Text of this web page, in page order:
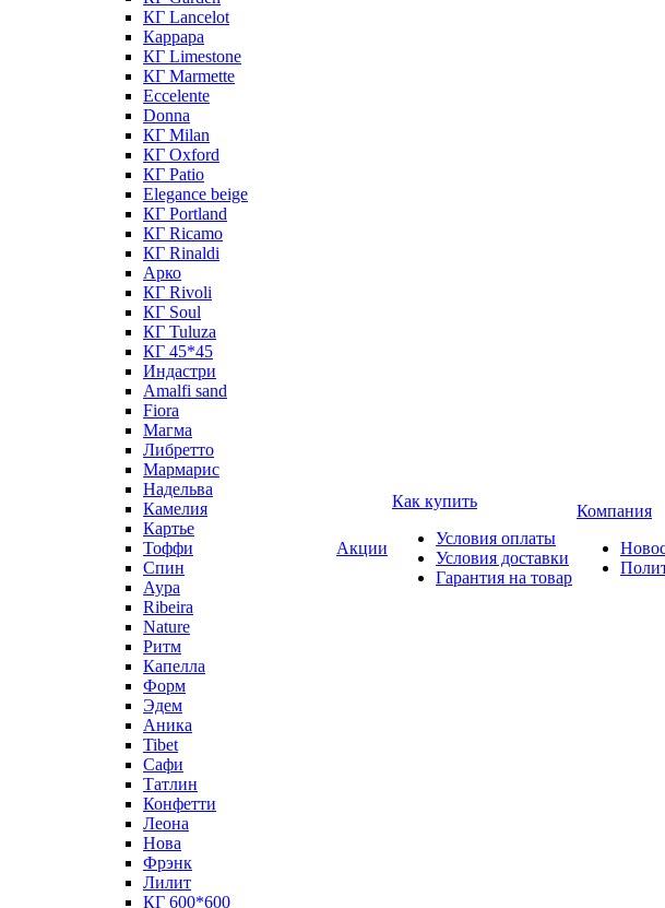
КГ Lancelot
Каррара
КГ Limestone
КГ Marmette
Eccelente
Donna
КГ Milan
КГ Oxford
КГ Patio
Elegance beige
КГ Portland
КГ Ricamo
КГ Rinaldi
Арко
КГ Rivoli
КГ Soul
КГ Tuluza
КГ 45*45
Индастри
Amalfi sand
Fiora
Магма
Либретто
Мармарис
Надельва
Камелия
Картье
Тоффи
Спин
Аура
Ribeira
Nature
Ритм
Капелла
Форм
Эдем
Аника
Tibet
Сафи
Татлин
Конфетти
Леона
Нова
Фрэнк
Лилит
КГ 600*600
Акции
Как купить
Условия оплаты
Условия доставки
Гарантия на товар
Компания